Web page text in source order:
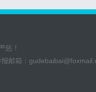
惩！
邮箱：